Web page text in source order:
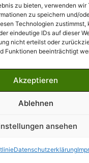
zu bieten, verwenden
zu speichern und/
Technologien zustimmst,
eindeutige IDs auf dieser
nicht erteilst oder
Funktionen beeinträchtigt
Akzeptieren
Ablehnen
ansehen
Datenschutzerklärung